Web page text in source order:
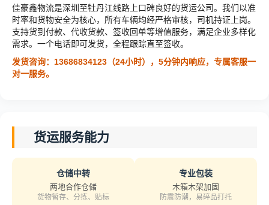
佳豪鑫物流是深圳至牡丹江线路上口碑良好的货运公司。我们以准
时率和货物安全为核心，所有车辆均经严格审核，司机持证上岗。
支持货到付款、代收货款、签收回单等增值服务，满足企业多样化
需求。一个电话即可发货，全程跟踪直至签收。
发货咨询：13686834123（24小时），5分钟内响应，专属客服一
对一服务。
货运服务能力
仓储中转
两地合作仓储
货物暂存、分拣、贴标
专业包装
木箱木架加固
防震防潮，易碎品打托